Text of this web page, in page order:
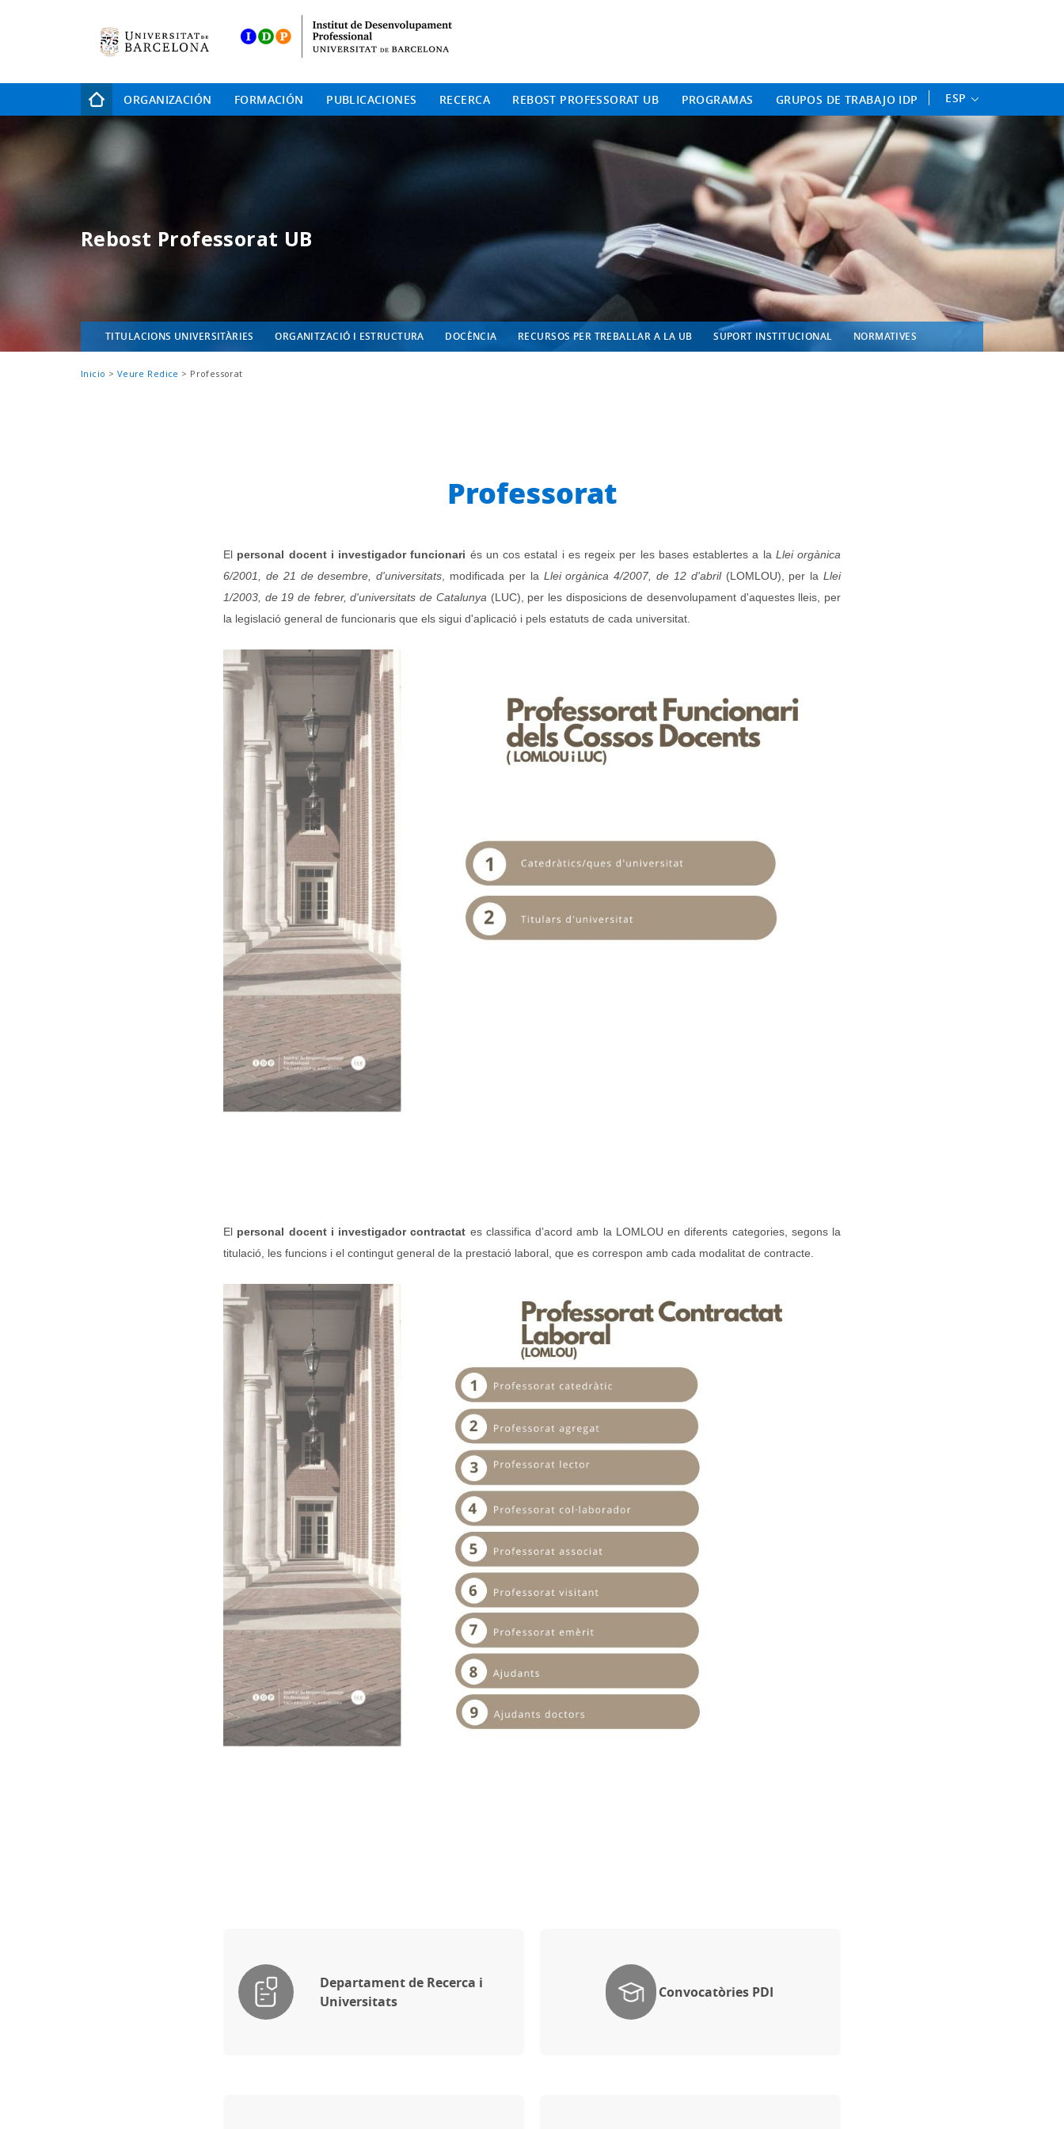
Navegación
principal
ORGANIZACIÓN FORMACIÓN PUBLICACIONES RECERCA REBOST PROFESSORAT UB PROGRAMAS GRUPOS DE TRABAJO IDP ESP
Rebost Professorat UB
TITULACIONS UNIVERSITÀRIES ORGANITZACIÓ I ESTRUCTURA DOCÈNCIA RECURSOS PER TREBALLAR A LA UB SUPORT INSTITUCIONAL NORMATIVES
Sobrescribir
Inicio Veure Redice Professorat
Professorat
El personal docent i investigador funcionari és un cos estatal i es regeix per les bases establertes a la Llei orgànica
6/2001, de 21 de desembre, d'universitats, modificada per la Llei orgànica 4/2007, de 12 d'abril(LOMLOU), per laLlei
1/2003, de 19 de febrer, d'universitats de Catalunya (LUC), per les disposicions de desenvolupament d'aquestes lleis, per
la legislació general de funcionaris que els sigui d'aplicació i pels estatuts de cada universitat.
El personal docent i investigador contractat es classifica d’acord amb la LOMLOU en diferents categories, segons la
titulació, les funcions i el contingut general de la prestació laboral, que es correspon amb cada modalitat de contracte.
Departament de Recerca i
Universitats
Convocatòries PDI